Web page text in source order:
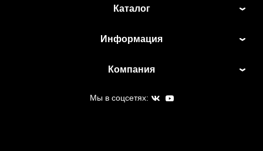
Каталог
Информация
Компания
Мы в соцсетях: